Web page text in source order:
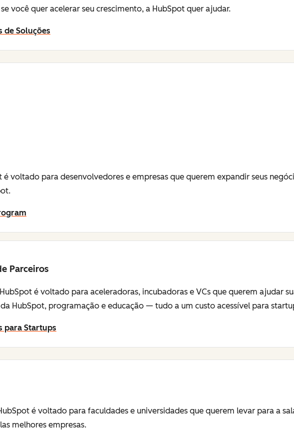
você quer acelerar seu crescimento, a HubSpot quer ajudar.
de Soluções
voltado para desenvolvedores e empresas que querem expandir seus
Parceiros
é voltado para aceleradoras, incubadoras e VCs que querem ajudar
HubSpot, programação e educação — tudo a um custo acessível para
para Startups
é voltado para faculdades e universidades que querem levar para a
melhores empresas.